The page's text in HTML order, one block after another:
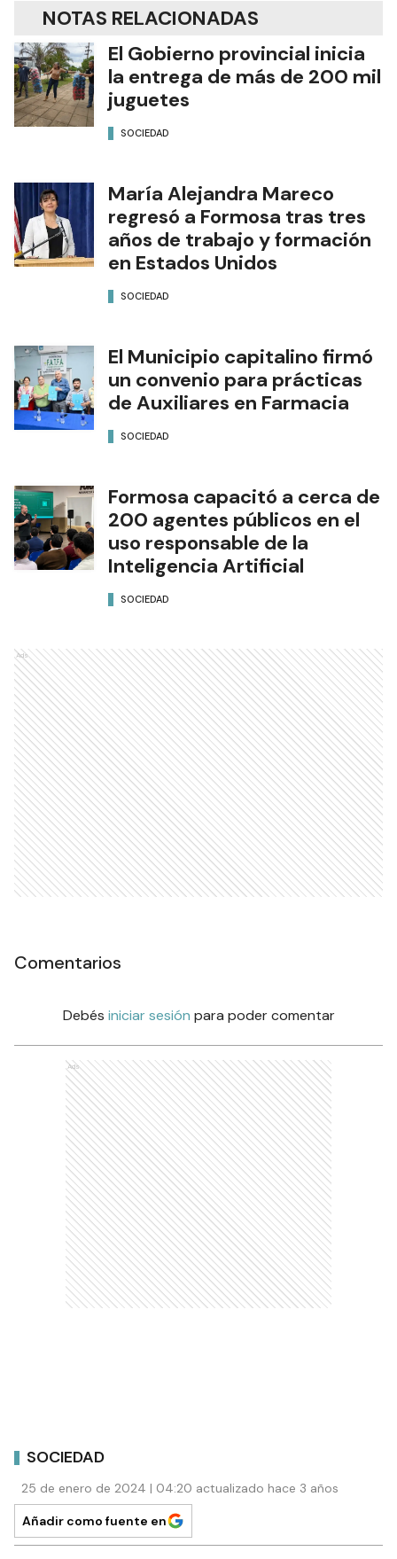
NOTAS RELACIONADAS
El Gobierno provincial inicia
la entrega de más de 200 mil
juguetes
SOCIEDAD
María Alejandra Mareco
regresó a Formosa tras tres
años de trabajo y formación
en Estados Unidos
SOCIEDAD
El Municipio capitalino firmó
un convenio para prácticas
de Auxiliares en Farmacia
SOCIEDAD
Formosa capacitó a cerca de
200 agentes públicos en el
uso responsable de la
Inteligencia Artificial
SOCIEDAD
Ads
Comentarios
Debés iniciar sesión para poder comentar
Ads
SOCIEDAD
25 de enero de 2024 | 04:20 actualizado hace 3 años
Añadir como fuente en